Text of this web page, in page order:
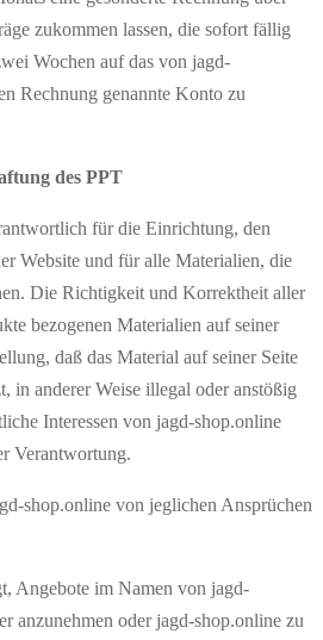
zukommen lassen, die sofort fällig
Wochen auf das von jagd-
Rechnung genannte Konto zu
des PPT
für die Einrichtung, den
Website und für alle Materialien, die
Die Richtigkeit und Korrektheit aller
bezogenen Materialien auf seiner
daß das Material auf seiner Seite
in anderer Weise illegal oder anstößig
Interessen von jagd-shop.online
Verantwortung.
shop.online von jeglichen Ansprüchen
Angebote im Namen von jagd-
anzunehmen oder jagd-shop.online zu